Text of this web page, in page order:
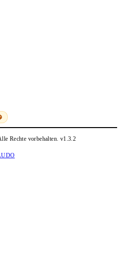
Rechte vorbehalten. v1.3.2